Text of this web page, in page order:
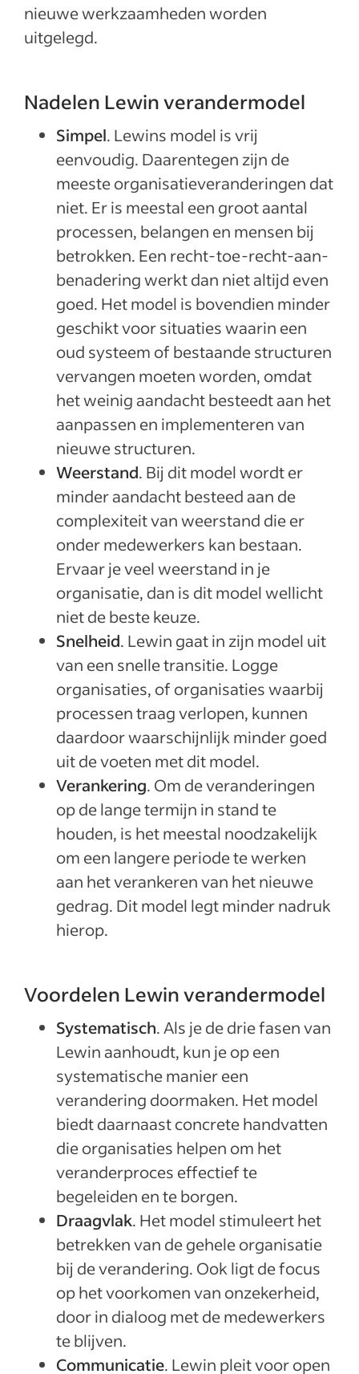
nieuwe werkzaamheden worden
uitgelegd.
Nadelen Lewin verandermodel
Simpel. Lewins model is vrij
eenvoudig. Daarentegen zijn de
meeste organisatieveranderingen dat
niet. Er is meestal een groot aantal
processen, belangen en mensen bij
betrokken. Een recht-toe-recht-aan-
benadering werkt dan niet altijd even
goed. Het model is bovendien minder
geschikt voor situaties waarin een
oud systeem of bestaande structuren
vervangen moeten worden, omdat
het weinig aandacht besteedt aan het
aanpassen en implementeren van
nieuwe structuren.
Weerstand. Bij dit model wordt er
minder aandacht besteed aan de
complexiteit van weerstand die er
onder medewerkers kan bestaan.
Ervaar je veel weerstand in je
organisatie, dan is dit model wellicht
niet de beste keuze.
Snelheid. Lewin gaat in zijn model uit
van een snelle transitie. Logge
organisaties, of organisaties waarbij
processen traag verlopen, kunnen
daardoor waarschijnlijk minder goed
uit de voeten met dit model.
Verankering. Om de veranderingen
op de lange termijn in stand te
houden, is het meestal noodzakelijk
om een langere periode te werken
aan het verankeren van het nieuwe
gedrag. Dit model legt minder nadruk
hierop.
Voordelen Lewin verandermodel
Systematisch. Als je de drie fasen van
Lewin aanhoudt, kun je op een
systematische manier een
verandering doormaken. Het model
biedt daarnaast concrete handvatten
die organisaties helpen om het
veranderproces effectief te
begeleiden en te borgen.
Draagvlak. Het model stimuleert het
betrekken van de gehele organisatie
bij de verandering. Ook ligt de focus
op het voorkomen van onzekerheid,
door in dialoog met de medewerkers
te blijven.
Communicatie. Lewin pleit voor open